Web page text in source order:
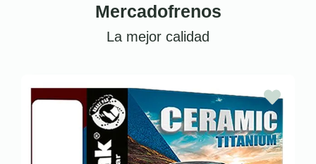
Mercadofrenos
La mejor calidad